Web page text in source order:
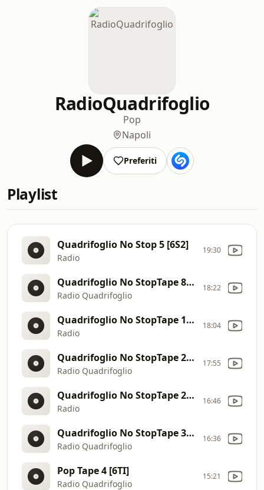
RadioQuadrifoglio
Pop
Napoli
Preferiti
Playlist
Quadrifoglio No Stop 5 [6S2]
Radio
19:30
Quadrifoglio No StopTape 89 [87e]
Radio Quadrifoglio
18:22
Quadrifoglio No StopTape 102 [87w]
Radio
18:04
Quadrifoglio No StopTape 282 [8pV]
Radio Quadrifoglio
17:55
Quadrifoglio No StopTape 20 [74o]
Radio
16:46
Quadrifoglio No StopTape 307 [8x7]
Radio Quadrifoglio
16:36
Pop Tape 4 [6TI]
Radio Quadrifoglio
15:21